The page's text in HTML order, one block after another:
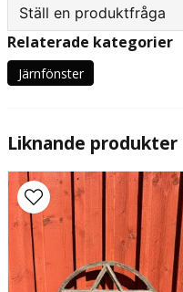
Ställ en produktfråga
Fråga oss något om
name
email
Mejladress
Relaterade kategorier
Järnfönster
Liknande produkter